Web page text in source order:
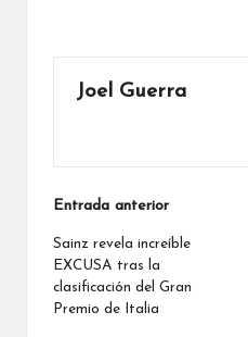
Joel Guerra
Navegación
de
entradas
Entrada anterior
Sainz revela increíble
EXCUSA tras la
clasificación del Gran
Premio de Italia